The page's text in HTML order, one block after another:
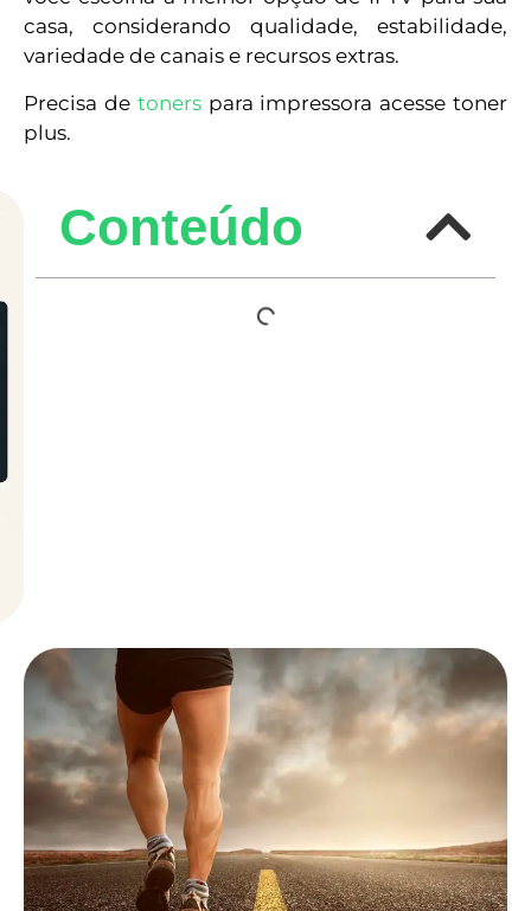
casa, considerando qualidade, estabilidade,
variedade de canais e recursos extras.
Precisa de tonerspara impressora acesse toner
plus.
Conteúdo